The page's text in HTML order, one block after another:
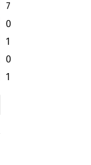
7
0
1
0
1